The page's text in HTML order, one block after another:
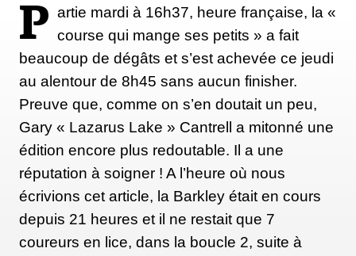
P artie mardi à 16h37, heure française, la «
course qui mange ses petits » a fait
beaucoup de dégâts et s’est achevée ce jeudi
au alentour de 8h45 sans aucun finisher.
Preuve que, comme on s’en doutait un peu,
Gary « Lazarus Lake » Cantrell a mitonné une
édition encore plus redoutable. Il a une
réputation à soigner ! A l’heure où nous
écrivions cet article, la Barkley était en cours
depuis 21 heures et il ne restait que 7
coureurs en lice, dans la boucle 2, suite à